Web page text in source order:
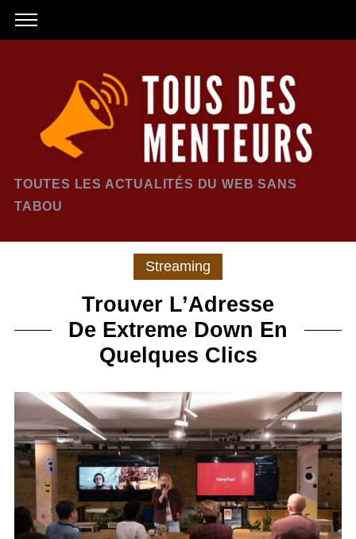
TOUTES LES ACTUALITÉS DU WEB SANS
TABOU
Streaming
Trouver L’Adresse
De Extreme Down En
Quelques Clics